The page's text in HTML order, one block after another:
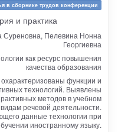
в сборнике трудов конференции
и практика
Суреновна, Пелевина Нонна
Георгиевна
как ресурс повышения
качества образования
функции и
технологий. Выявлены
методов в учебном
речевой деятельности.
данные технологии при
иностранному языку.